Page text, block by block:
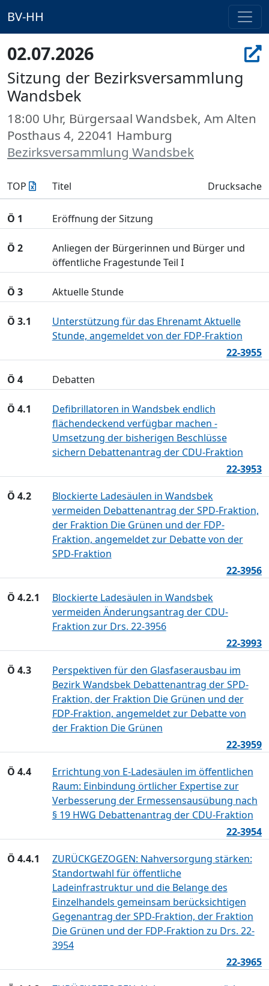
BV-HH
02.07.2026
Sitzung der Bezirksversammlung
Wandsbek
18:00 Uhr, Bürgersaal Wandsbek, Am Alten
Posthaus 4, 22041 Hamburg
Bezirksversammlung Wandsbek
TOP Titel Drucksache
Ö 1 Eröffnung der Sitzung
Ö 2
Anliegen der Bürgerinnen und Bürger und
öffentliche Fragestunde Teil I
Ö 3 Aktuelle Stunde
Ö 3.1
Unterstützung für das Ehrenamt Aktuelle
Stunde, angemeldet von der FDP-Fraktion
22-3955
Ö 4 Debatten
Ö 4.1
Defibrillatoren in Wandsbek endlich
flächendeckend verfügbar machen -
Umsetzung der bisherigen Beschlüsse
sichern Debattenantrag der CDU-Fraktion
22-3953
Ö 4.2
Blockierte Ladesäulen in Wandsbek
vermeiden Debattenantrag der SPD-Fraktion,
der Fraktion Die Grünen und der FDP-
Fraktion, angemeldet zur Debatte von der
SPD-Fraktion
22-3956
Ö 4.2.1
Blockierte Ladesäulen in Wandsbek
vermeiden Änderungsantrag der CDU-
Fraktion zur Drs. 22-3956
22-3993
Ö 4.3
Perspektiven für den Glasfaserausbau im
Bezirk Wandsbek Debattenantrag der SPD-
Fraktion, der Fraktion Die Grünen und der
FDP-Fraktion, angemeldet zur Debatte von
der Fraktion Die Grünen
22-3959
Ö 4.4
Errichtung von E-Ladesäulen im öffentlichen
Raum: Einbindung örtlicher Expertise zur
Verbesserung der Ermessensausübung nach
§ 19 HWG Debattenantrag der CDU-Fraktion
22-3954
Ö 4.4.1
ZURÜCKGEZOGEN: Nahversorgung stärken:
Standortwahl für öffentliche
Ladeinfrastruktur und die Belange des
Einzelhandels gemeinsam berücksichtigen
Gegenantrag der SPD-Fraktion, der Fraktion
Die Grünen und der FDP-Fraktion zu Drs. 22-
3954
22-3965